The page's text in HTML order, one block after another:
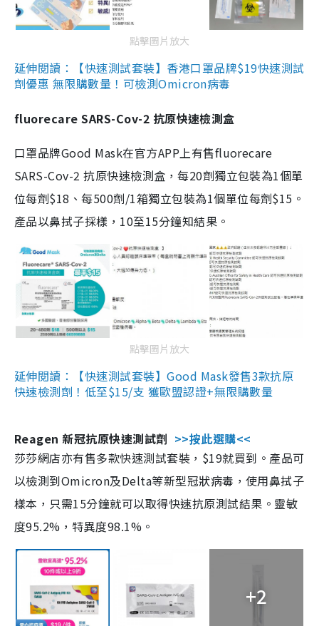
點擊圖片放大
延伸閱讀：【快速測試套裝】香港口罩品牌$19快速測試
劑優惠 無限購數量！可檢測Omicron病毒
fluorecare SARS-Cov-2 抗原快速檢測盒
口罩品牌Good Mask在官方APP上有售fluorecare
SARS-Cov-2 抗原快速檢測盒，每20劑獨立包裝為1個單
位每劑$18、每500劑/1箱獨立包裝為1個單位每劑$15。
產品以鼻拭子採樣，10至15分鐘知結果。
點擊圖片放大
延伸閱讀：【快速測試套裝】Good Mask發售3款抗原
快速檢測劑！低至$15/支 獲歐盟認證+無限購數量
Reagen 新冠抗原快速測試劑 >>按此選購<<
莎莎網店亦有售多款快速測試套裝，$19就買到。產品可
以檢測到Omicron及Delta等新型冠狀病毒，使用鼻拭子
樣本，只需15分鐘就可以取得快速抗原測試結果。靈敏
度95.2%，特異度98.1%。
+2